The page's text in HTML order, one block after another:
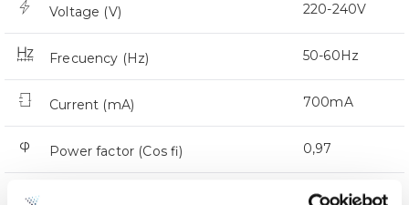
Voltage (V) 220-240V
Frecuency (Hz) 50-60Hz
Current (mA) 700mA
Power factor (Cos fi) 0,97
32